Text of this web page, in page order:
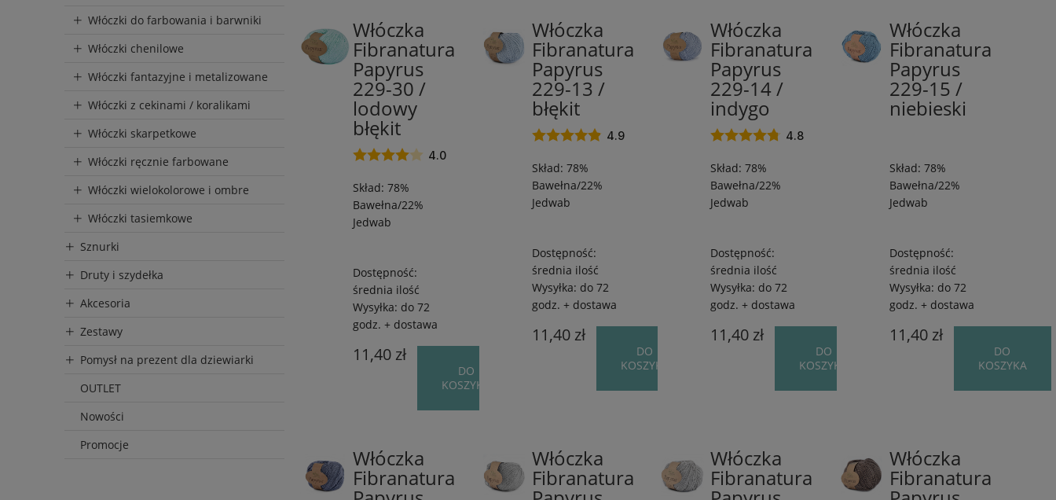
Włóczki do farbowania i barwniki
Włóczki chenilowe
Włóczki fantazyjne i metalizowane
Włóczki z cekinami / koralikami
Włóczki skarpetkowe
Włóczki ręcznie farbowane
Włóczki wielokolorowe i ombre
Włóczki tasiemkowe
Sznurki
Druty i szydełka
Akcesoria
Zestawy
Pomysł na prezent dla dziewiarki
OUTLET
Nowości
Promocje
Włóczka
Fibranatura
Papyrus
229-30 /
lodowy
błękit
Bawełna/22%
4.0
Skład: 78%
Bawełna/22%
Jedwab
Dostępność:
średnia ilość
Wysyłka: do 72
godz. + dostawa
11,40 zł
DO
KOSZYKA
Włóczka
Fibranatura
Papyrus
229-13 /
błękit
Bawełna/22%
4.9
Skład: 78%
Bawełna/22%
Jedwab
Dostępność:
średnia ilość
Wysyłka: do 72
godz. + dostawa
11,40 zł
DO
KOSZYKA
Włóczka
Fibranatura
Papyrus
229-14 /
indygo
Bawełna/22%
4.8
Skład: 78%
Bawełna/22%
Jedwab
Dostępność:
średnia ilość
Wysyłka: do 72
godz. + dostawa
11,40 zł
DO
KOSZYKA
Włóczka
Fibranatura
Papyrus
229-15 /
niebieski
Skład: 78%
Bawełna/22%
Jedwab
Dostępność:
średnia ilość
Wysyłka: do 72
godz. + dostawa
11,40 zł
DO
KOSZYKA
Włóczka
Fibranatura Bawełna/22%
Włóczka
Fibranatura Bawełna/22%
Włóczka
Fibranatura Bawełna/22%
Włóczka
Fibranatura